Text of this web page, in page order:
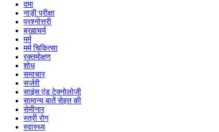
दमा
नाड़ी परीक्षा
प्रश्नोत्तरी
ब्रह्मचर्य
मर्म
मर्म चिकित्सा
रक्तमोक्षण
शोध
समाचार
सर्जरी
साइंस एंड टेक्नोलोजी
सामान्य बातें सेहत की
सेमीनार
स्त्री रोग
स्वास्थ्य